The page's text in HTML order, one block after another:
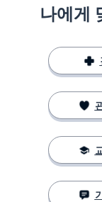
나에게